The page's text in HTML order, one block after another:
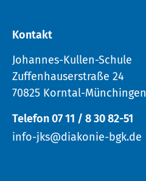
Kontakt
Johannes-Kullen-Schule
Zuffenhauserstraße 24
70825 Korntal-Münchingen
Telefon 07 11 / 8 30 82-51
info-jks@diakonie-bgk.de